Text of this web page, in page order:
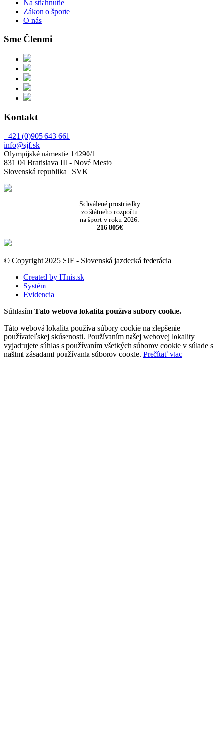
Na stiahnutie
Zákon o športe
O nás
Sme Členmi
Kontakt
+421 (0)905 643 661
info@sjf.sk
Olympijské námestie 14290/1
831 04 Bratislava III - Nové Mesto
Slovenská republika | SVK
Schválené prostriedky
zo štátneho rozpočtu
na šport v roku 2026:
216 805€
© Copyright 2025 SJF - Slovenská jazdecká federácia
Created by ITnis.sk
Systém
Evidencia
Súhlasím Táto webová lokalita používa súbory cookie.
Táto webová lokalita používa súbory cookie na zlepšenie
používateľskej skúsenosti. Používaním našej webovej lokality
vyjadrujete súhlas s používaním všetkých súborov cookie v súlade s
našimi zásadami používania súborov cookie. Prečítať viac